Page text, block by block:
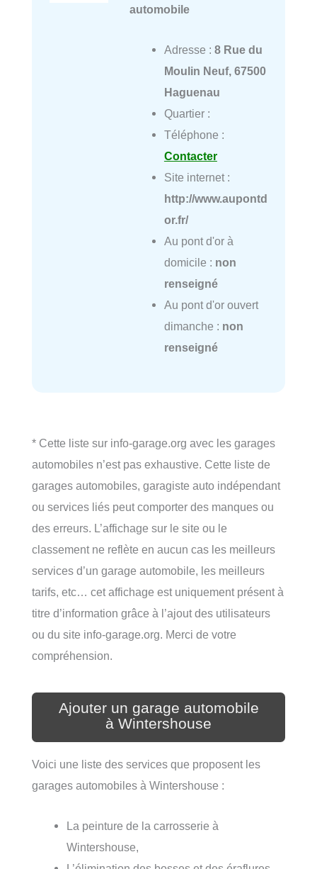
automobile
Adresse : 8 Rue du
Moulin Neuf, 67500
Haguenau
Quartier :
Téléphone :
Contacter
Site internet :
http://www.aupontd
or.fr/
Au pont d'or à
domicile : non
renseigné
Au pont d'or ouvert
dimanche : non
renseigné
* Cette liste sur info-garage.org avec les garages
automobiles n’est pas exhaustive. Cette liste de
garages automobiles, garagiste auto indépendant
ou services liés peut comporter des manques ou
des erreurs. L’affichage sur le site ou le
classement ne reflète en aucun cas les meilleurs
services d’un garage automobile, les meilleurs
tarifs, etc… cet affichage est uniquement présent à
titre d’information grâce à l’ajout des utilisateurs
ou du site info-garage.org. Merci de votre
compréhension.
Ajouter un garage automobile
à Wintershouse
Voici une liste des services que proposent les
garages automobiles à Wintershouse :
La peinture de la carrosserie à
Wintershouse,